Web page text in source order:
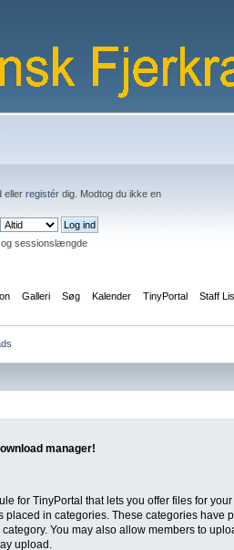
eller registér dig. Modtog du ikke en
og sessionslængde
Galleri Søg Kalender TinyPortal Staff
manager!
for TinyPortal that lets you offer files for
in categories. These categories have
You may also allow members to
upload.